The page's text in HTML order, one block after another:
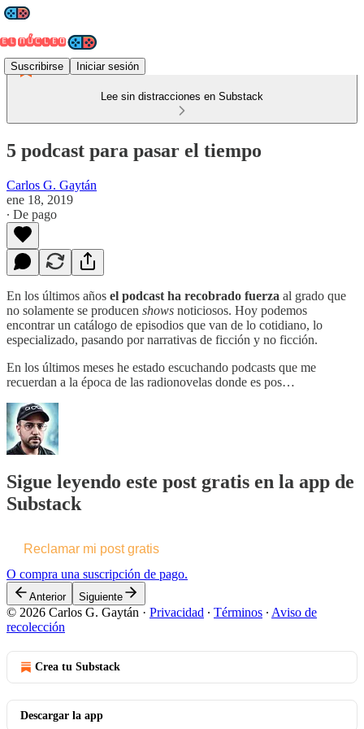
Suscribirse Iniciar sesión
Lee sin distracciones en Substack
5 podcast para pasar el tiempo
Carlos G. Gaytán
ene 18, 2019
∙ De pago
En los últimos años el podcast ha recobrado fuerza al grado que
no solamente se producen shows noticiosos. Hoy podemos
encontrar un catálogo de episodios que van de lo cotidiano, lo
especializado, pasando por narrativas de ficción y no ficción.
En los últimos meses he estado escuchando podcasts que me
recuerdan a la época de las radionovelas donde es pos…
Sigue leyendo este post gratis en la app de
Substack
Reclamar mi post gratis
O compra una suscripción de pago.
Anterior Siguiente
© 2026 Carlos G. Gaytán · Privacidad ∙ Términos ∙ Aviso de
recolección
Crea tu Substack
Descargar la app